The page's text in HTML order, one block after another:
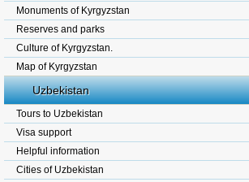
Monuments of Kyrgyzstan
Reserves and parks
Culture of Kyrgyzstan.
Map of Kyrgyzstan
Uzbekistan
Tours to Uzbekistan
Visa support
Helpful information
Cities of Uzbekistan